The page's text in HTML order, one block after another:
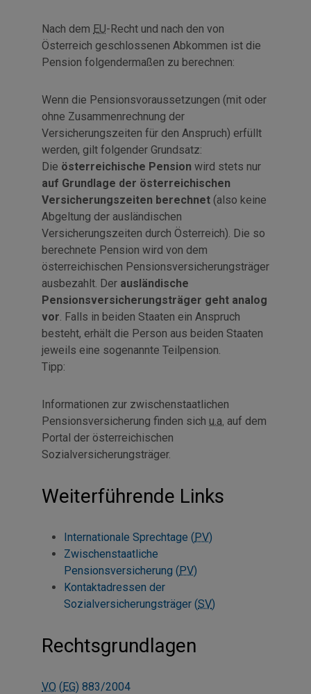
Nach dem EU-Recht und nach den von
Österreich geschlossenen Abkommen ist die
Pension folgendermaßen zu berechnen:
Wenn die Pensionsvoraussetzungen (mit oder
ohne Zusammenrechnung der
Versicherungszeiten für den Anspruch) erfüllt
werden, gilt folgender Grundsatz:
Die österreichische Pension wird stets nur
auf Grundlage der österreichischen
Versicherungszeiten berechnet (also keine
Abgeltung der ausländischen
Versicherungszeiten durch Österreich). Die so
berechnete Pension wird von dem
österreichischen Pensionsversicherungsträger
ausbezahlt. Der ausländische
Pensionsversicherungsträger geht analog
vor. Falls in beiden Staaten ein Anspruch
besteht, erhält die Person aus beiden Staaten
jeweils eine sogenannte Teilpension.
Tipp:
Informationen zur zwischenstaatlichen
Pensionsversicherung finden sich u.a. auf dem
Portal der österreichischen
Sozialversicherungsträger.
Weiterführende Links
Internationale Sprechtage (PV)
Zwischenstaatliche
Pensionsversicherung (PV)
Kontaktadressen der
Sozialversicherungsträger (SV)
Rechtsgrundlagen
VO (EG) 883/2004